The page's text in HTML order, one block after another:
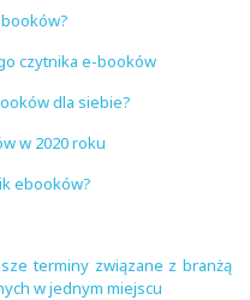
czytnika e-booków
dla siebie?
w 2020 roku
ebooków?
terminy związane z branżą
w jednym miejscu